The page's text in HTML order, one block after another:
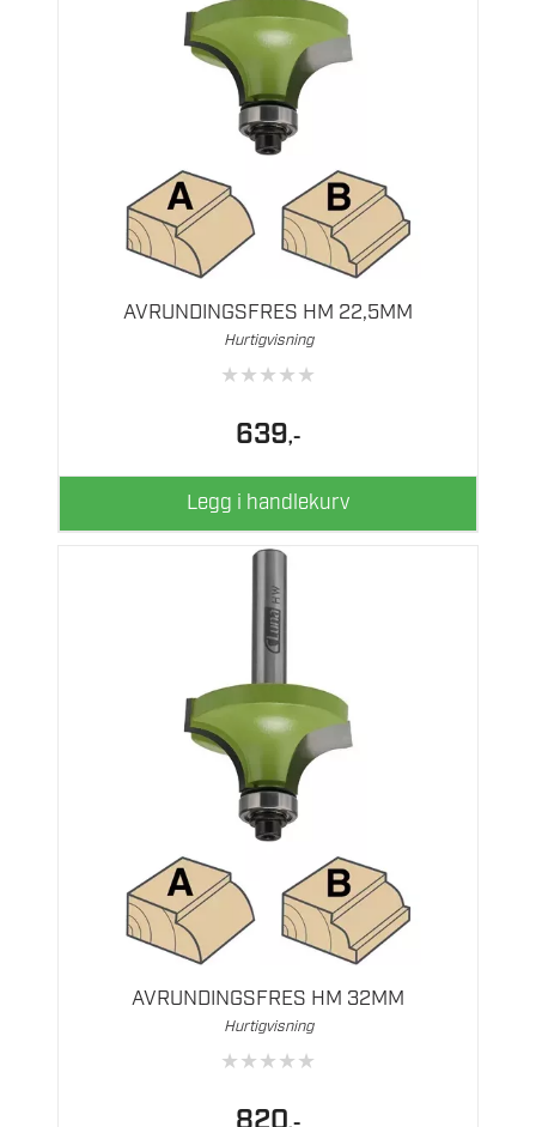
AVRUNDINGSFRES HM 22,5MM
Hurtigvisning
★★★★★
639,-
Legg i handlekurv
AVRUNDINGSFRES HM 32MM
Hurtigvisning
★★★★★